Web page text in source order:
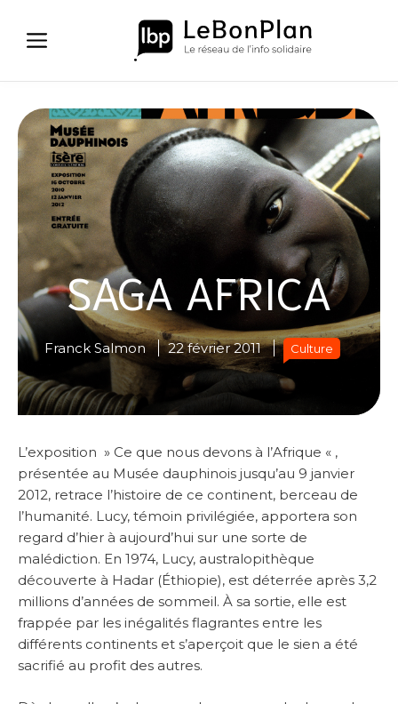
contenu
SAGA AFRICA
Franck Salmon 22 février 2011 Culture
L’exposition » Ce que nous devons à l’Afrique « ,
présentée au Musée dauphinois jusqu’au 9 janvier
2012, retrace l’histoire de ce continent, berceau de
l’humanité. Lucy, témoin privilégiée, apportera son
regard d’hier à aujourd’hui sur une sorte de
malédiction. En 1974, Lucy, australopithèque
découverte à Hadar (Éthiopie), est déterrée après 3,2
millions d’années de sommeil. À sa sortie, elle est
frappée par les inégalités flagrantes entre les
différents continents et s’aperçoit que le sien a été
sacrifié au profit des autres.